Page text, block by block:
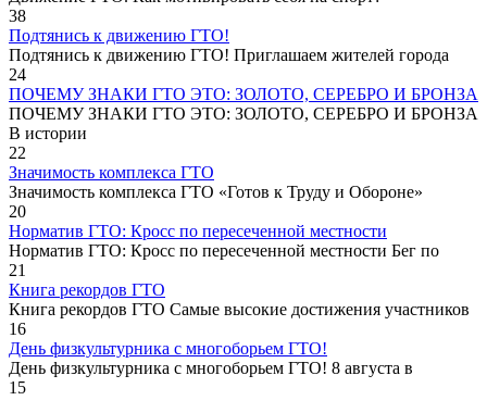
38
Подтянись к движению ГТО!
Подтянись к движению ГТО! Приглашаем жителей города
24
ПОЧЕМУ ЗНАКИ ГТО ЭТО: ЗОЛОТО, СЕРЕБРО И БРОНЗА
ПОЧЕМУ ЗНАКИ ГТО ЭТО: ЗОЛОТО, СЕРЕБРО И БРОНЗА
В истории
22
Значимость комплекса ГТО
Значимость комплекса ГТО «Готов к Труду и Обороне»
20
Норматив ГТО: Кросс по пересеченной местности
Норматив ГТО: Кросс по пересеченной местности Бег по
21
Книга рекордов ГТО
Книга рекордов ГТО Самые высокие достижения участников
16
День физкультурника с многоборьем ГТО!
День физкультурника с многоборьем ГТО! 8 августа в
15